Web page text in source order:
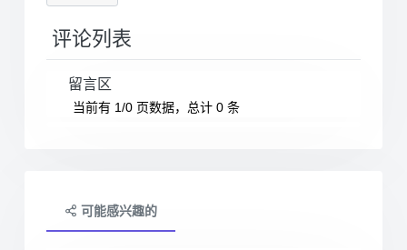
评论列表
留言区
当前有 1/0 页数据，总计 0 条
可能感兴趣的